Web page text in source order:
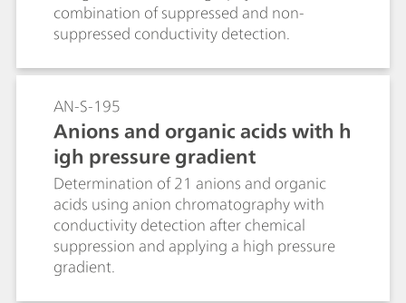
combination of suppressed and non-
suppressed conductivity detection.
AN-S-195
Anions and organic acids with h
igh pressure gradient
Determination of 21 anions and organic
acids using anion chromatography with
conductivity detection after chemical
suppression and applying a high pressure
gradient.